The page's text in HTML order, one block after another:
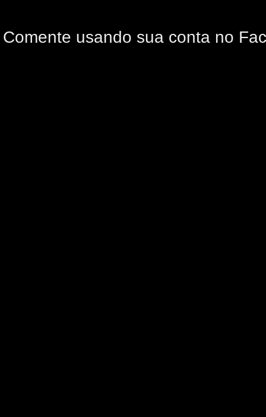
Comente usando sua conta no